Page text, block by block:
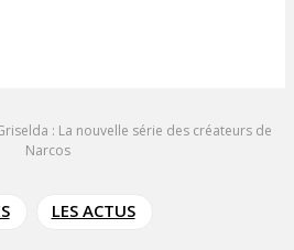
: La nouvelle série des créateurs de
Narcos
LES ACTUS